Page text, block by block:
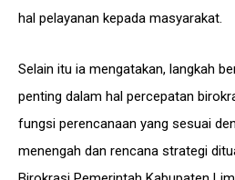
hal pelayanan kepada masyarakat.
Selain itu ia mengatakan, langkah
penting dalam hal percepatan
fungsi perencanaan yang sesuai
menengah dan rencana strategi